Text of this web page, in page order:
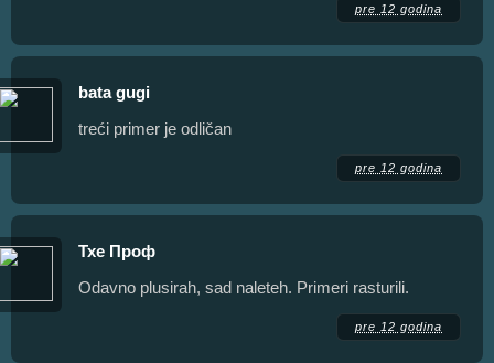
pre 12 godina
bata gugi
treći primer je odličan
pre 12 godina
Тхе Проф
Odavno plusirah, sad naleteh. Primeri rasturili.
pre 12 godina